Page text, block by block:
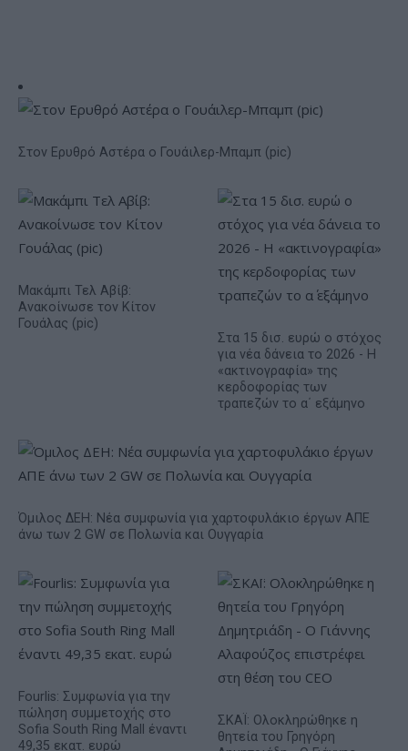
Στον Ερυθρό Αστέρα ο Γουάιλερ-Μπαμπ (pic)
Μακάμπι Τελ Αβίβ:
Ανακοίνωσε τον Κίτον
Γουάλας (pic)
Στα 15 δισ. ευρώ ο στόχος
για νέα δάνεια το 2026 - Η
«ακτινογραφία» της
κερδοφορίας των
τραπεζών το α΄ εξάμηνο
Όμιλος ΔΕΗ: Νέα συμφωνία για χαρτοφυλάκιο έργων ΑΠΕ
άνω των 2 GW σε Πολωνία και Ουγγαρία
Fourlis: Συμφωνία για την
πώληση συμμετοχής στο
Sofia South Ring Mall έναντι
49,35 εκατ. ευρώ
ΣΚΑΪ: Ολοκληρώθηκε η
θητεία του Γρηγόρη